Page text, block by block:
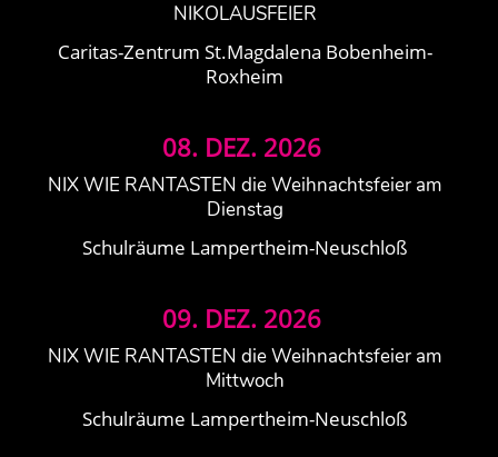
NIKOLAUSFEIER
Caritas-Zentrum St.Magdalena Bobenheim-
Roxheim
08. DEZ. 2026
NIX WIE RANTASTEN die Weihnachtsfeier am
Dienstag
Schulräume Lampertheim-Neuschloß
09. DEZ. 2026
NIX WIE RANTASTEN die Weihnachtsfeier am
Mittwoch
Schulräume Lampertheim-Neuschloß